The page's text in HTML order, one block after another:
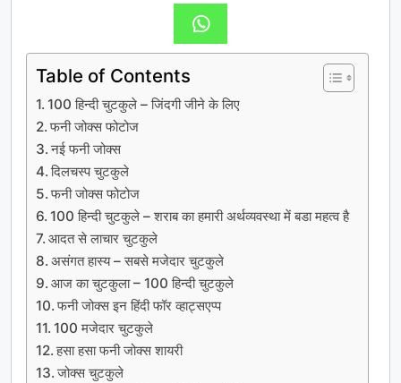
Table of Contents
100 हिन्दी चुटकुले – जिंदगी जीने के लिए
फनी जोक्स फोटोज
नई फनी जोक्स
दिलचस्प चुटकुले
फनी जोक्स फोटोज
100 हिन्दी चुटकुले – शराब का हमारी अर्थव्यवस्था में बडा महत्व है
आदत से लाचार चुटकुले
असंगत हास्य – सबसे मजेदार चुटकुले
आज का चुटकुला – 100 हिन्दी चुटकुले
फनी जोक्स इन हिंदी फॉर व्हाट्सएप्प
100 मजेदार चुटकुले
हसा हसा फनी जोक्स शायरी
जोक्स चुटकुले